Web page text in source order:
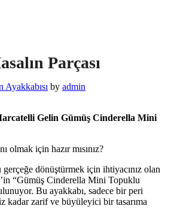
Parçası
Ayakkabısı by admin
Gelin Gümüş Cinderella Mini
olmak için hazır mısınız?
dönüştürmek için ihtiyacınız olan
“Gümüş Cinderella Mini Topuklu
Bu ayakkabı, sadece bir peri
kadar zarif ve büyüleyici bir tasarıma